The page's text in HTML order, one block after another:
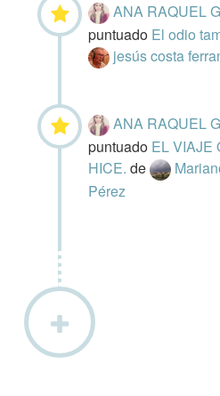
ANA RAQUEL
puntuado El odio
jesús costa
ANA RAQUEL
puntuado EL VIAJE
HICE.de
Pérez